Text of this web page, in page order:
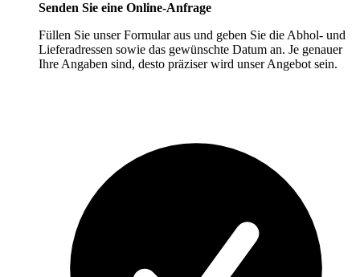
Senden Sie eine Online-Anfrage
Füllen Sie unser Formular aus und geben Sie die Abhol- und
Lieferadressen sowie das gewünschte Datum an. Je genauer
Ihre Angaben sind, desto präziser wird unser Angebot sein.